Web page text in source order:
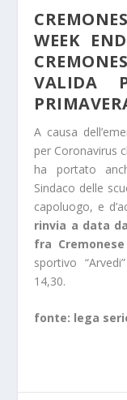
WEEK
VALIDA
A causa
per Coronavirus
ha portato
Sindaco delle
capoluogo, e
rinvia a data
fra
sportivo
14,30.
fonte: lega